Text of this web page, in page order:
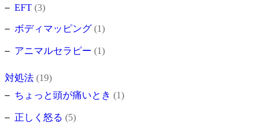
EFT (3)
ボディマッピング (1)
アニマルセラピー (1)
対処法 (19)
ちょっと頭が痛いとき (1)
正しく怒る (5)